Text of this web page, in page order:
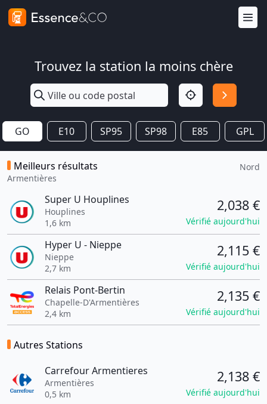
Trouvez la station la moins chère
GO E10 SP95 SP98 E85 GPL
Meilleurs résultats
Armentières
Nord
Super U Houplines
Houplines
1,6 km
2,038 €
Vérifié aujourd'hui
Hyper U - Nieppe
Nieppe
2,7 km
2,115 €
Vérifié aujourd'hui
Relais Pont-Bertin
Chapelle-D'Armentières
2,4 km
2,135 €
Vérifié aujourd'hui
Autres Stations
Carrefour Armentieres
Armentières
0,5 km
2,138 €
Vérifié aujourd'hui